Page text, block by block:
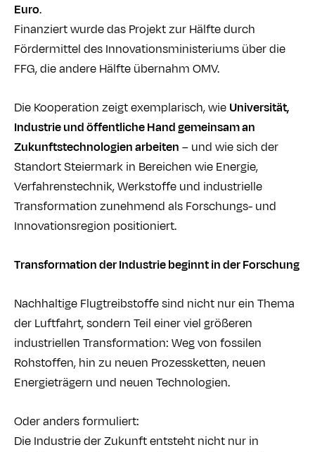
Euro.
Finanziert wurde das Projekt zur Hälfte durch
Fördermittel des Innovationsministeriums über die
FFG, die andere Hälfte übernahm OMV.
Die Kooperation zeigt exemplarisch, wie Universität,
Industrie und öffentliche Hand gemeinsam an
Zukunftstechnologien arbeiten – und wie sich der
Standort Steiermark in Bereichen wie Energie,
Verfahrenstechnik, Werkstoffe und industrielle
Transformation zunehmend als Forschungs- und
Innovationsregion positioniert.
Transformation der Industrie beginnt in der Forschung
Nachhaltige Flugtreibstoffe sind nicht nur ein Thema
der Luftfahrt, sondern Teil einer viel größeren
industriellen Transformation: Weg von fossilen
Rohstoffen, hin zu neuen Prozessketten, neuen
Energieträgern und neuen Technologien.
Oder anders formuliert:
Die Industrie der Zukunft entsteht nicht nur in